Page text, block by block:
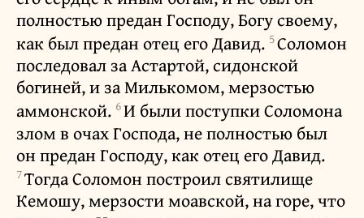
полностью предан Господу, Богу своему,
как был предан отец его Давид. 5Соломон
последовал за Астартой, сидонской
богиней, и за Милькомом, мерзостью
аммонской. 6И были поступки Соломона
злом в очах Господа, не полностью был
он предан Господу, как отец его Давид.
7Тогда Соломон построил святилище
Кемошу, мерзости моавской, на горе, что